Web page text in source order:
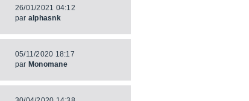
26/01/2021 04:12
par alphasnk
05/11/2020 18:17
par Monomane